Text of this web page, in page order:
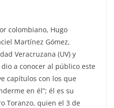
colombiano, Hugo
Martínez Gómez,
Veracruzana (UV) y
a conocer al público este
capítulos con los que
en él”; él es su
Toranzo, quien el 3 de